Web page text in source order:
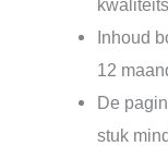
Inhoud
12
De
stuk